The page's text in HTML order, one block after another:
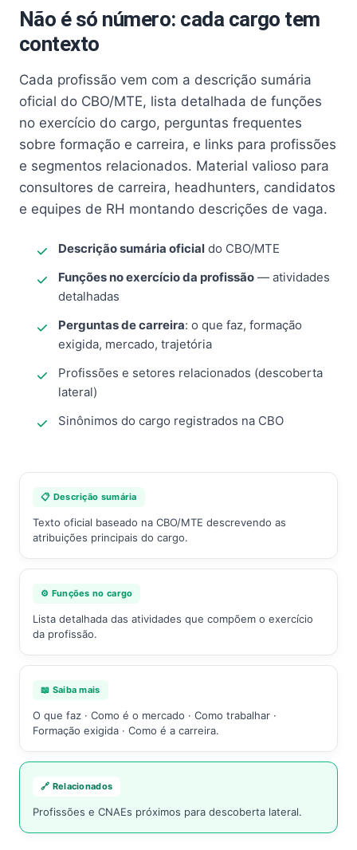
Não é só número: cada cargo tem
contexto
Cada profissão vem com a descrição sumária
oficial do CBO/MTE, lista detalhada de funções
no exercício do cargo, perguntas frequentes
sobre formação e carreira, e links para profissões
e segmentos relacionados. Material valioso para
consultores de carreira, headhunters, candidatos
e equipes de RH montando descrições de vaga.
Descrição sumária oficial do CBO/MTE
Funções no exercício da profissão — atividades
detalhadas
Perguntas de carreira: o que faz, formação
exigida, mercado, trajetória
Profissões e setores relacionados (descoberta
lateral)
Sinônimos do cargo registrados na CBO
📋 Descrição sumária
Texto oficial baseado na CBO/MTE descrevendo as
atribuições principais do cargo.
⚙️ Funções no cargo
Lista detalhada das atividades que compõem o exercício
da profissão.
📖 Saiba mais
O que faz · Como é o mercado · Como trabalhar ·
Formação exigida · Como é a carreira.
🔗 Relacionados
Profissões e CNAEs próximos para descoberta lateral.